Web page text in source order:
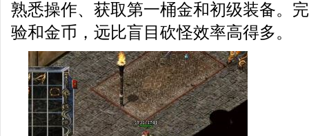
熟悉操作、获取第一桶金和初级装备。
验和金币，远比盲目砍怪效率高得多。